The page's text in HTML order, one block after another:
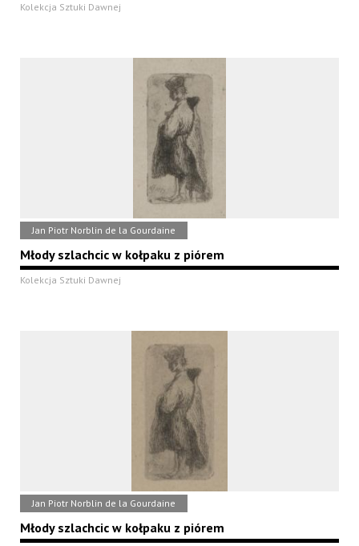
Kolekcja Sztuki Dawnej
Jan Piotr Norblin de la Gourdaine
Młody szlachcic w kołpaku z piórem
Kolekcja Sztuki Dawnej
Jan Piotr Norblin de la Gourdaine
Młody szlachcic w kołpaku z piórem